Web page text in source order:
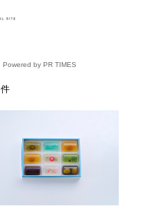
Powered by PR TIMES
件